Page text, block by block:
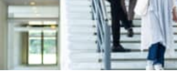
グルメ 地域
教育・育児
動物 リサーチ